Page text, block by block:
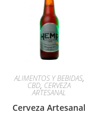
ALIMENTOS Y BEBIDAS,
CBD, CERVEZA
ARTESANAL
Cerveza Artesanal